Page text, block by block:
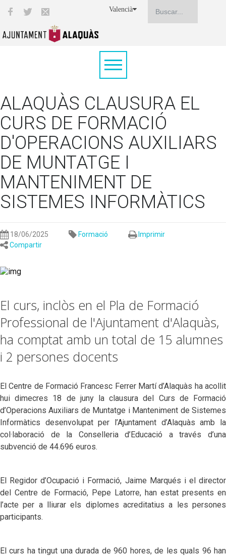
Valencià
ALAQUÀS CLAUSURA EL
CURS DE FORMACIÓ
D'OPERACIONS AUXILIARS
DE MUNTATGE I
MANTENIMENT DE
SISTEMES INFORMÀTICS
18/06/2025 Formació
Imprimir
Compartir
El curs, inclòs en el Pla de Formació
Professional de l'Ajuntament d'Alaquàs,
ha comptat amb un total de 15 alumnes
i 2 persones docents
El Centre de Formació Francesc Ferrer Martí d’Alaquàs ha acollit
hui dimecres 18 de juny la clausura del Curs de Formació
d’Operacions Auxiliars de Muntatge i Manteniment de Sistemes
Informàtics desenvolupat per l’Ajuntament d’Alaquàs amb la
col·laboració de la Conselleria d’Educació a través d’una
subvenció de 44.696 euros.
El Regidor d’Ocupació i Formació, Jaime Marqués i el director
del Centre de Formació, Pepe Latorre, han estat presents en
l’acte per a lliurar els diplomes acreditatius a les persones
participants.
El curs ha tingut una durada de 960 hores, de les quals 96 han